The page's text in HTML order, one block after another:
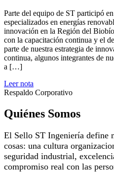
Parte del equipo de ST participó
especializados en energías
innovación en la Región del
con la capacitación continua y el
parte de nuestra estrategia de
continua, algunos integrantes de
a […]
Leer nota
Respaldo Corporativo
Quiénes Somos
El Sello ST Ingeniería define
cosas: una cultura
seguridad industrial,
compromiso real con las